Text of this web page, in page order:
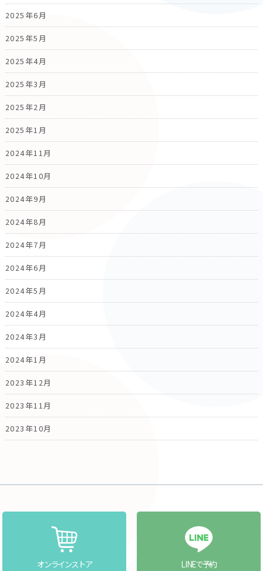
2025年6月
2025年5月
2025年4月
2025年3月
2025年2月
2025年1月
2024年11月
2024年10月
2024年9月
2024年8月
2024年7月
2024年6月
2024年5月
2024年4月
2024年3月
2024年1月
2023年12月
2023年11月
2023年10月
オンラインストア LINEで予約